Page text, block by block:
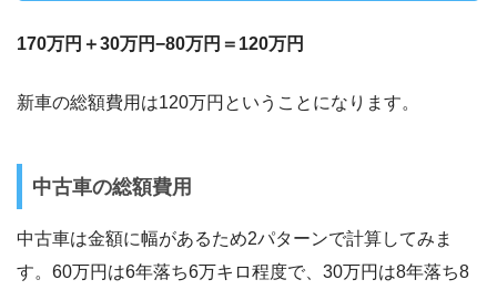
170万円＋30万円−80万円＝120万円
新車の総額費用は120万円ということになります。
中古車の総額費用
中古車は金額に幅があるため2パターンで計算してみま
す。60万円は6年落ち6万キロ程度で、30万円は8年落ち8